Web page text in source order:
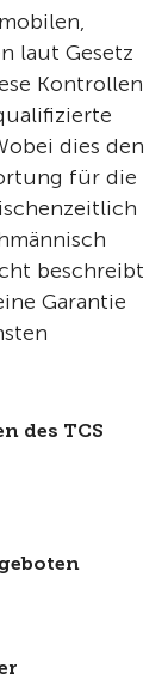
laut Gesetz
Kontrollen
dies den
für die
beschreibt
Garantie
des TCS